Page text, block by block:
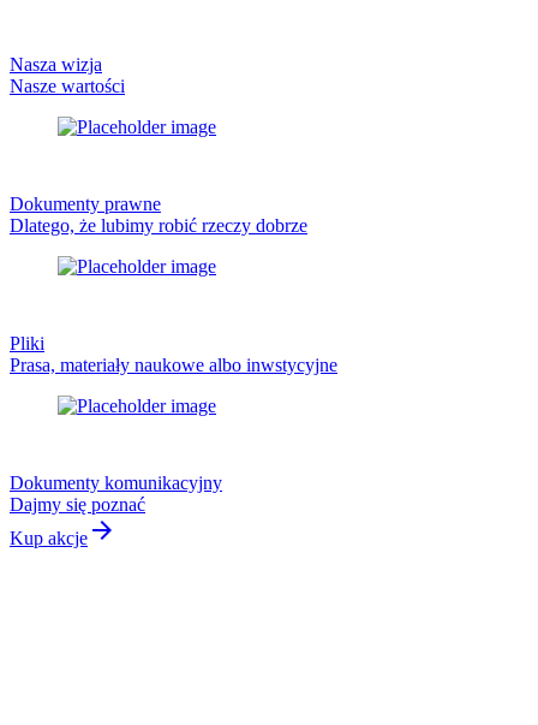
Nasza wizja
Nasze wartości
Dokumenty prawne
Dlatego, że lubimy robić rzeczy dobrze
Pliki
Prasa, materiały naukowe albo inwstycyjne
Dokumenty komunikacyjny
Dajmy się poznać
Kup akcje arrow_forward